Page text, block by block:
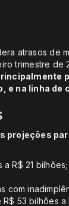
atrasos de
trimestre
e na linha de
projeções
R$ 21
com
53 bilhões a